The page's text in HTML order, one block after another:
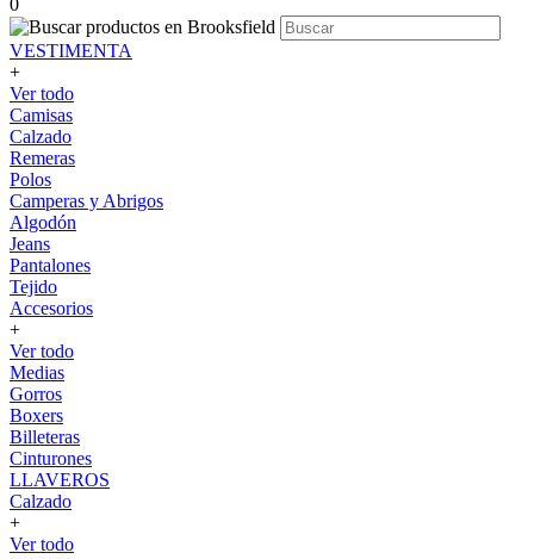
0
VESTIMENTA
+
Ver todo
Camisas
Calzado
Remeras
Polos
Camperas y Abrigos
Algodón
Jeans
Pantalones
Tejido
Accesorios
+
Ver todo
Medias
Gorros
Boxers
Billeteras
Cinturones
LLAVEROS
Calzado
+
Ver todo